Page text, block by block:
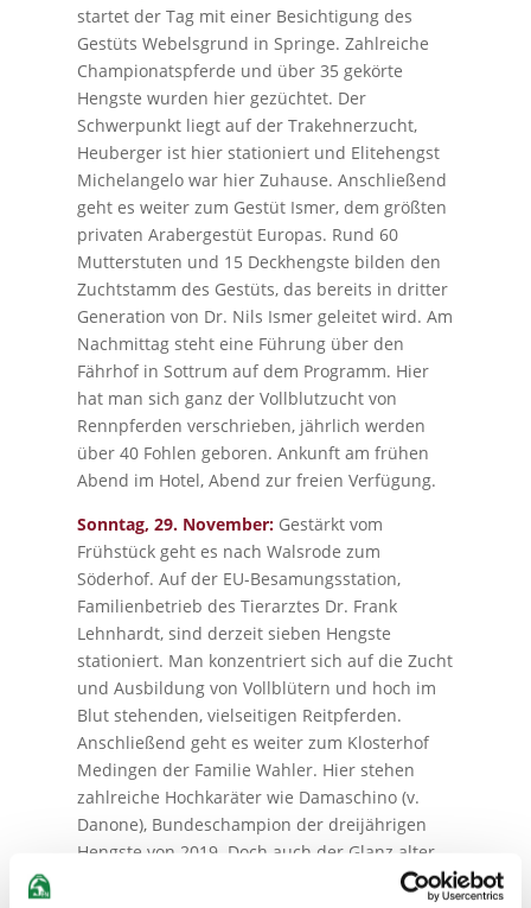
startet der Tag mit einer Besichtigung des
Gestüts Webelsgrund in Springe. Zahlreiche
Championatspferde und über 35 gekörte
Hengste wurden hier gezüchtet. Der
Schwerpunkt liegt auf der Trakehnerzucht,
Heuberger ist hier stationiert und Elitehengst
Michelangelo war hier Zuhause. Anschließend
geht es weiter zum Gestüt Ismer, dem größten
privaten Arabergestüt Europas. Rund 60
Mutterstuten und 15 Deckhengste bilden den
Zuchtstamm des Gestüts, das bereits in dritter
Generation von Dr. Nils Ismer geleitet wird. Am
Nachmittag steht eine Führung über den
Fährhof in Sottrum auf dem Programm. Hier
hat man sich ganz der Vollblutzucht von
Rennpferden verschrieben, jährlich werden
über 40 Fohlen geboren. Ankunft am frühen
Abend im Hotel, Abend zur freien Verfügung.
Sonntag, 29. November:Gestärkt vom
Frühstück geht es nach Walsrode zum
Söderhof. Auf der EU-Besamungsstation,
Familienbetrieb des Tierarztes Dr. Frank
Lehnhardt, sind derzeit sieben Hengste
stationiert. Man konzentriert sich auf die Zucht
und Ausbildung von Vollblütern und hoch im
Blut stehenden, vielseitigen Reitpferden.
Anschließend geht es weiter zum Klosterhof
Medingen der Familie Wahler. Hier stehen
zahlreiche Hochkaräter wie Damaschino (v.
Danone), Bundeschampion der dreijährigen
Hengste von 2019. Doch auch der Glanz alter
Tage strahlt noch immer, Jahrhunderthengste